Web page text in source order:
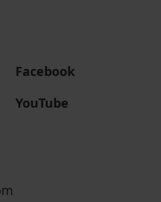
Facebook
YouTube